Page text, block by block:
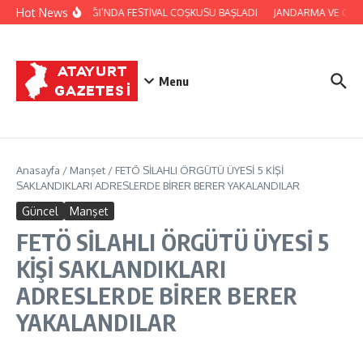
İçeriğe atla
Hot NewsYAYLADAĞI’NDA FESTİVAL COŞKUSU BAŞLADI JANDARMA VE
Menu
Anasayfa / Manşet / FETÖ SİLAHLI ÖRGÜTÜ ÜYESİ 5 KİŞİ
SAKLANDIKLARI ADRESLERDE BİRER BERER YAKALANDILAR
Güncel Manşet
FETÖ SİLAHLI ÖRGÜTÜ ÜYESİ 5
KİŞİ SAKLANDIKLARI
ADRESLERDE BİRER BERER
YAKALANDILAR